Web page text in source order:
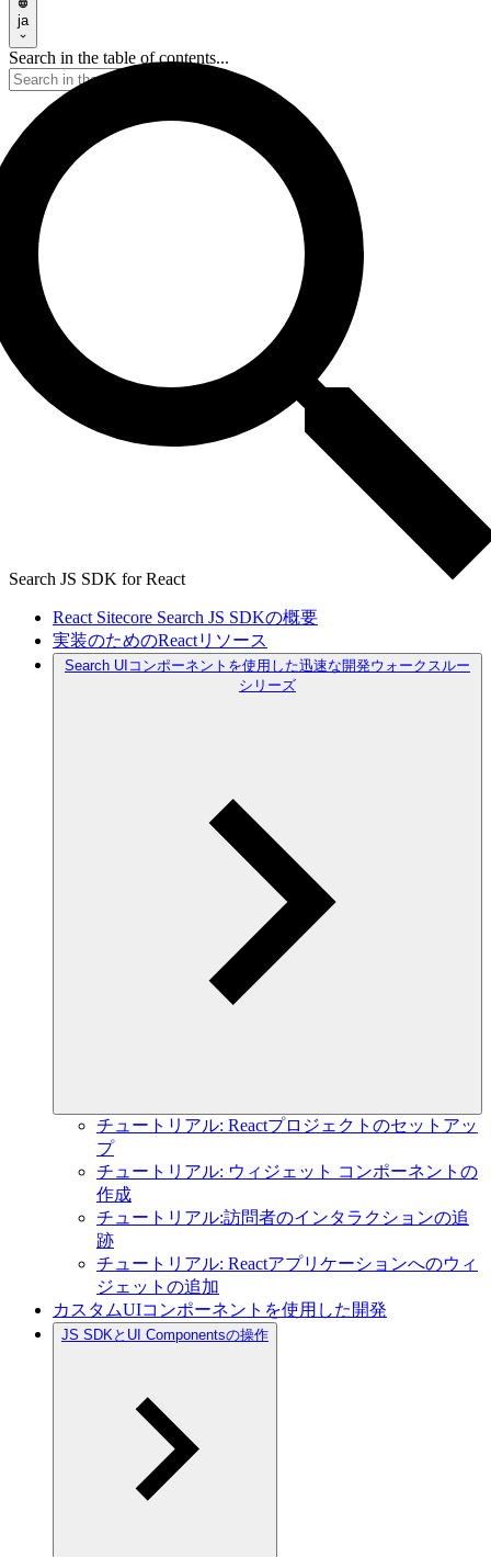
ja
Search in the table of contents...
Search JS SDK for React
React Sitecore Search JS SDKの概要
実装のためのReactリソース
Search UIコンポーネントを使用した迅速な開発ウォークスルー
シリーズ
チュートリアル: Reactプロジェクトのセットアッ
プ
チュートリアル: ウィジェット コンポーネントの
作成
チュートリアル:訪問者のインタラクションの追
跡
チュートリアル: Reactアプリケーションへのウィ
ジェットの追加
カスタムUIコンポーネントを使用した開発
JS SDKとUI Componentsの操作